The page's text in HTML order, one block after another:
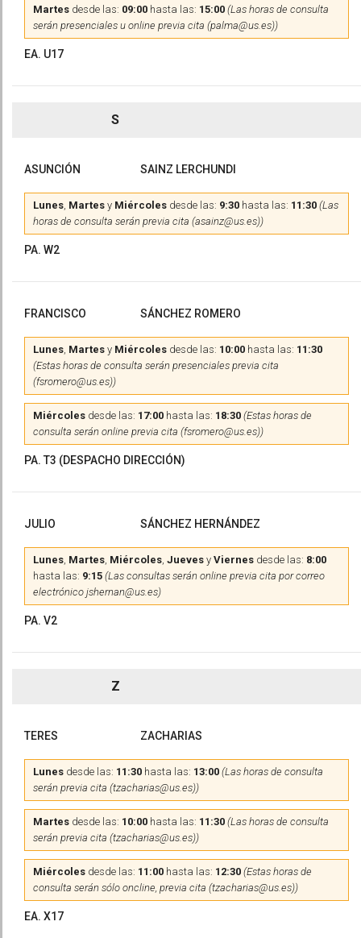
Martes desde las: 09:00 hasta las: 15:00 (Las horas de consulta
serán presenciales u online previa cita (palma@us.es))
EA. U17
S
ASUNCIÓN SAINZ LERCHUNDI
Lunes, Martes y Miércoles desde las: 9:30 hasta las: 11:30 (Las
horas de consulta serán previa cita (asainz@us.es))
PA. W2
FRANCISCO SÁNCHEZ ROMERO
Lunes, Martes y Miércoles desde las: 10:00 hasta las: 11:30
(Estas horas de consulta serán presenciales previa cita
(fsromero@us.es))
Miércoles desde las: 17:00 hasta las: 18:30 (Estas horas de
consulta serán online previa cita (fsromero@us.es))
PA. T3 (DESPACHO DIRECCIÓN)
JULIO SÁNCHEZ HERNÁNDEZ
Lunes, Martes, Miércoles, Jueves y Viernes desde las: 8:00
hasta las: 9:15 (Las consultas serán online previa cita por correo
electrónico jshernan@us.es)
PA. V2
Z
TERES ZACHARIAS
Lunes desde las: 11:30 hasta las: 13:00 (Las horas de consulta
serán previa cita (tzacharias@us.es))
Martes desde las: 10:00 hasta las: 11:30 (Las horas de consulta
serán previa cita (tzacharias@us.es))
Miércoles desde las: 11:00 hasta las: 12:30 (Estas horas de
consulta serán sólo oncline, previa cita (tzacharias@us.es))
EA. X17